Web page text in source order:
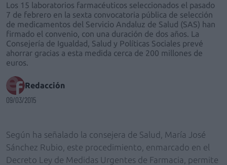
Los 15 laboratorios farmacéuticos seleccionados el pasado
7 de febrero en la sexta convocatoria pública de selección
de medicamentos del Servicio Andaluz de Salud (SAS) han
firmado el convenio, con una duración de dos años. La
Consejería de Igualdad, Salud y Políticas Sociales prevé
ahorrar gracias a esta medida cerca de 200 millones de
euros.
Redacción
09/03/2015
Según ha señalado la consejera de Salud, María José
Sánchez Rubio, este procedimiento, enmarcado en el
Decreto Ley de Medidas Urgentes de Farmacia, permite